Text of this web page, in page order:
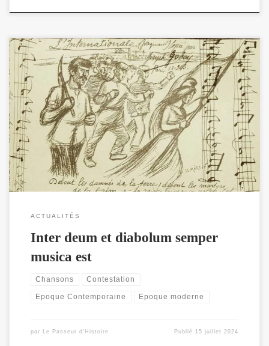
Un projet autour de la chanson engagée : chansons révolutionnaires,
de combats, anti-militaristes, anarchistes, de désespoir, de résistance,
de lutte, de révolte, ...
ACTUALITÉS
Inter deum et diabolum semper
musica est
Chansons Contestation
Epoque Contemporaine Epoque moderne
par Le Passeur d'Histoire Publié 15 juillet 2024